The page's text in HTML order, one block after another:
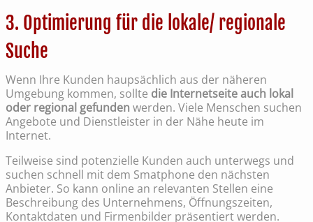
3. Optimierung für die lokale/ regionale
Suche
Wenn Ihre Kunden haupsächlich aus der näheren
Umgebung kommen, sollte die Internetseite auch lokal
oder regional gefunden werden. Viele Menschen suchen
Angebote und Dienstleister in der Nähe heute im
Internet.
Teilweise sind potenzielle Kunden auch unterwegs und
suchen schnell mit dem Smatphone den nächsten
Anbieter. So kann online an relevanten Stellen eine
Beschreibung des Unternehmens, Öffnungszeiten,
Kontaktdaten und Firmenbilder präsentiert werden.